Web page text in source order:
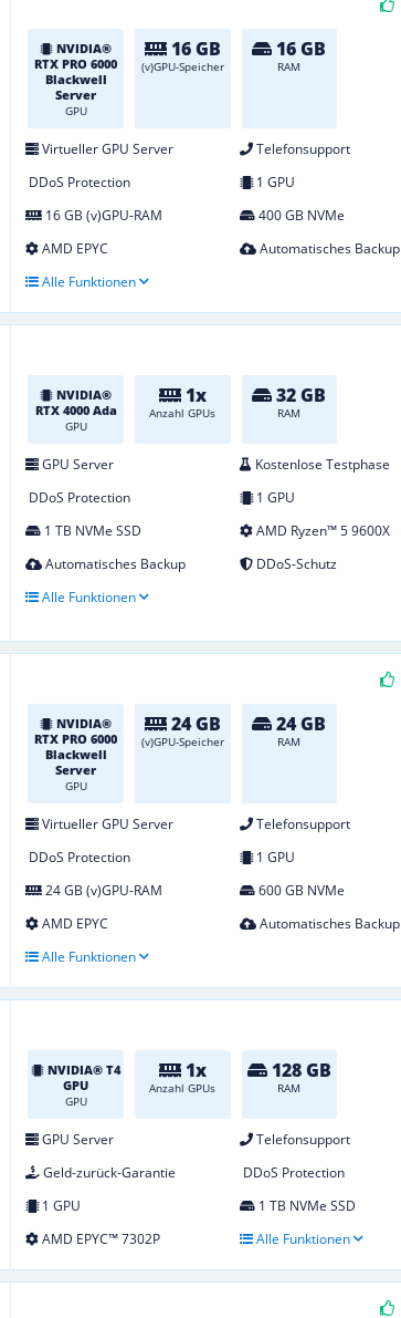
NVIDIA®
RTX PRO 6000
Blackwell
Server
GPU
16 GB
(v)GPU-Speicher
16 GB
RAM
Virtueller GPU Server
Telefonsupport
DDoS Protection
1 GPU
16 GB (v)GPU-RAM
400 GB NVMe
AMD EPYC
Automatisches Backup
Alle Funktionen
NVIDIA®
RTX 4000 Ada
GPU
1x
Anzahl GPUs
32 GB
RAM
GPU Server
Kostenlose Testphase
DDoS Protection
1 GPU
1 TB NVMe SSD
AMD Ryzen™ 5 9600X
Automatisches Backup
DDoS-Schutz
Alle Funktionen
NVIDIA®
RTX PRO 6000
Blackwell
Server
GPU
24 GB
(v)GPU-Speicher
24 GB
RAM
Virtueller GPU Server
Telefonsupport
DDoS Protection
1 GPU
24 GB (v)GPU-RAM
600 GB NVMe
AMD EPYC
Automatisches Backup
Alle Funktionen
NVIDIA® T4
GPU
GPU
1x
Anzahl GPUs
128 GB
RAM
GPU Server
Telefonsupport
Geld-zurück-Garantie
DDoS Protection
1 GPU
1 TB NVMe SSD
AMD EPYC™ 7302P
Alle Funktionen